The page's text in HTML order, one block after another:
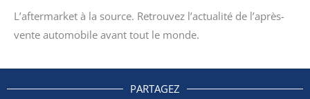
L’aftermarket à la source. Retrouvez l’actualité de l’après-
vente automobile avant tout le monde.
PARTAGEZ